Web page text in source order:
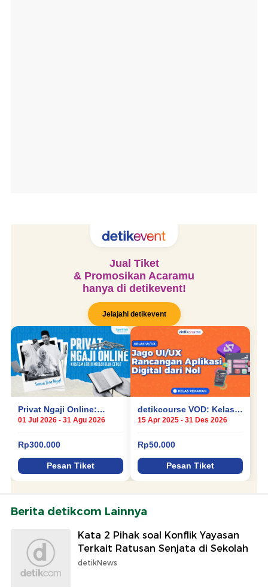
Berita detikcom Lainnya
Kata 2 Pihak soal Konflik Yayasan
Terkait Ratusan Senjata di Sekolah
detikNews